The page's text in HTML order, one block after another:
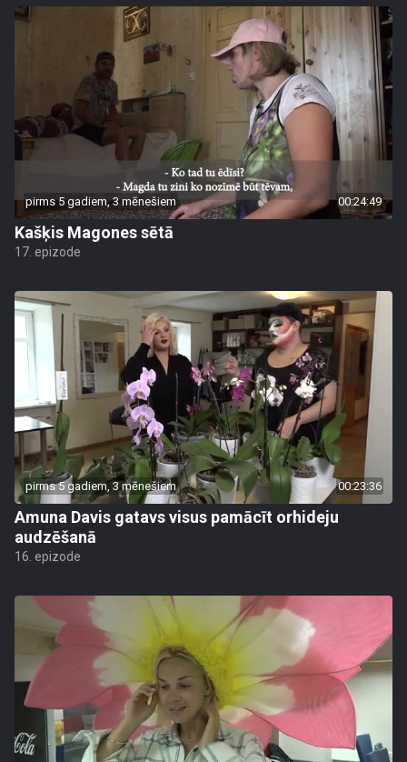
pirms 5 gadiem, 3 mēnešiem 00:24:49
Kašķis Magones sētā
17. epizode
pirms 5 gadiem, 3 mēnešiem 00:23:36
Amuna Davis gatavs visus pamācīt orhideju
audzēšanā
16. epizode